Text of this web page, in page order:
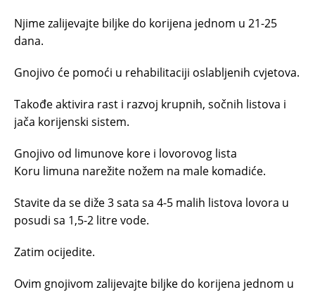
Njime zalijevajte biljke do korijena jednom u 21-25
dana.
Gnojivo će pomoći u rehabilitaciji oslabljenih cvjetova.
Takođe aktivira rast i razvoj krupnih, sočnih listova i
jača korijenski sistem.
Gnojivo od limunove kore i lovorovog lista
Koru limuna narežite nožem na male komadiće.
Stavite da se diže 3 sata sa 4-5 malih listova lovora u
posudi sa 1,5-2 litre vode.
Zatim ocijedite.
Ovim gnojivom zalijevajte biljke do korijena jednom u